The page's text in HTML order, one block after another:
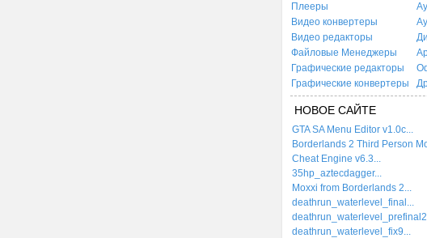
Плееры
Видео конвертеры
Видео редакторы
Файловые Менеджеры
Графические редакторы
Графические конвертеры
НОВОЕ САЙТЕ
GTA SA Menu Editor v1.0c...
Borderlands 2 Third Person
Cheat Engine v6.3...
35hp_aztecdagger...
Moxxi from Borderlands 2...
deathrun_waterlevel_final...
deathrun_waterlevel_fix9...